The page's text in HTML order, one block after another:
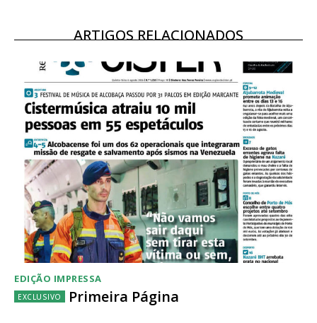
12 meses
Acesso ao conteúdo online
Acesso aos conteúdos Exclusivos para
assinantes
Ofertas para assinatura anual
Escolha o plano
ARTIGOS RELACIONADOS
EDIÇÃO IMPRESSA
Primeira Página